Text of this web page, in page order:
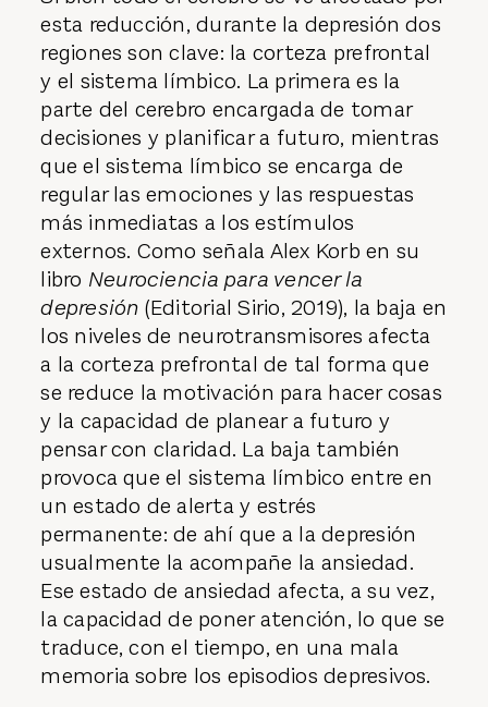
esta reducción, durante la depresión dos
regiones son clave: la corteza prefrontal
y el sistema límbico. La primera es la
parte del cerebro encargada de tomar
decisiones y planificar a futuro, mientras
que el sistema límbico se encarga de
regular las emociones y las respuestas
más inmediatas a los estímulos
externos. Como señala Alex Korb en su
libro Neurociencia para vencer la
depresión (Editorial Sirio, 2019), la baja en
los niveles de neurotransmisores afecta
a la corteza prefrontal de tal forma que
se reduce la motivación para hacer cosas
y la capacidad de planear a futuro y
pensar con claridad. La baja también
provoca que el sistema límbico entre en
un estado de alerta y estrés
permanente: de ahí que a la depresión
usualmente la acompañe la ansiedad.
Ese estado de ansiedad afecta, a su vez,
la capacidad de poner atención, lo que se
traduce, con el tiempo, en una mala
memoria sobre los episodios depresivos.